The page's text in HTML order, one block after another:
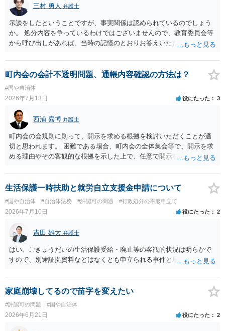
三村 勇人 弁護士
示談をしたということですが、事実関係は認められているのでしょう
か。 処分内容を争っているわけではございませんので、教育委員会等
から呼び出しがあれば、当時の記憶のとおりお答えいただくことにな
町内会の会計不透明問題、通帳内容確認の方法は？
#国や自治体
2026年7月13日 役にたった 3
西浦 嘉博 弁護士
町内会の会規則に則って、開示を求める根拠を検討いただくことが適
切と思われます。 困難である場合、町内会の全体集会等で、開示を求
める理由やその客観的な根拠を示した上で、任意で開示を求めること
法律事務所での相談を検討ください。
生活保護一時扶助と就労自立支援金申請について
#国や自治体 #自治体法務 #許認可の問題 #行政処分の不服申立て
2026年7月10日 役にたった 2
吉田 雄大 弁護士
はい、ごきょうだいの生活保護受給・廃止等の客観的状況は明らかで
すので、別途証拠資料などはなくとも申立られる事件と思います。
家庭崩壊してるので苗字を変えたい
#許認可の問題 #国や自治体
2026年6月21日 役にたった 2